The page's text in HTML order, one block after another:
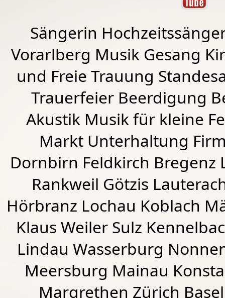
Sängerin
Vorarlberg Musik Gesang
und Freie Trauung
Trauerfeier Beerdigung
Akustik Musik für kleine
Markt Unterhaltung
Dornbirn Feldkirch Bregenz
Rankweil Götzis
Hörbranz Lochau Koblach
Klaus Weiler Sulz
Lindau Wasserburg
Meersburg Mainau
Margrethen Zürich